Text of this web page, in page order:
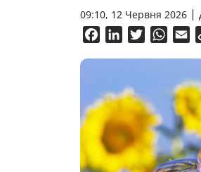
09:10, 12 Червня 2026
FacebookLinkedInTwitter